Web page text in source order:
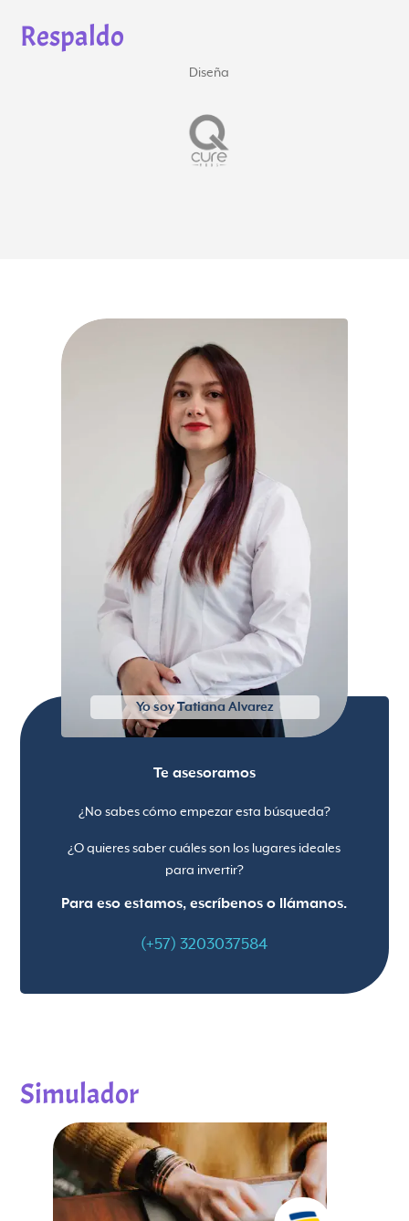
Respaldo
Fiducia
Yo soy Tatiana Alvarez
Te asesoramos
¿No sabes cómo empezar esta búsqueda?
¿O quieres saber cuáles son los lugares ideales
para invertir?
Para eso estamos, escríbenos o llámanos.
(+57) 3203037584
Simulador